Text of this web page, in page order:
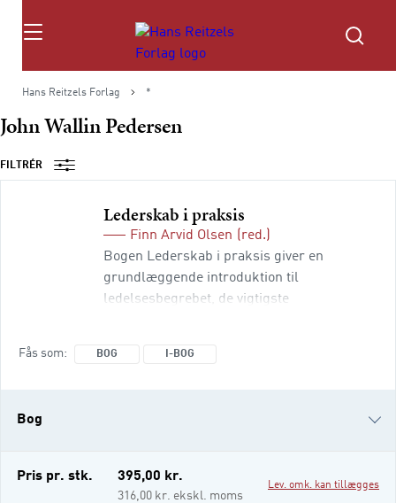
Søg
Hans Reitzels Forlag *
John Wallin Pedersen
FILTRÉR
Lederskab i praksis
Finn Arvid Olsen
(red.)
Bogen Lederskab i praksis giver en
grundlæggende introduktion til
ledelsesbegrebet, de vigtigste
Fås som BOG I-BOG
Bog
i-bog
Pris pr. stk. 395,00 kr.
316,00 kr. ekskl. moms
Lev. omk. kan tillægges